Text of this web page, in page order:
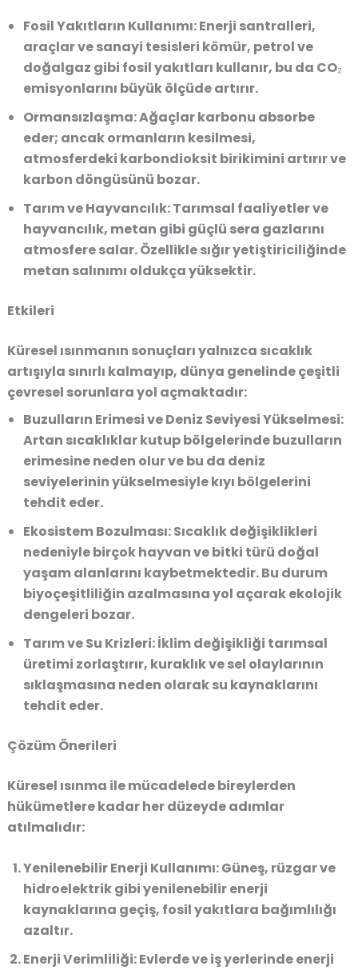
Fosil Yakıtların Kullanımı:Enerji santralleri,
araçlar ve sanayi tesisleri kömür, petrol ve
doğalgaz gibi fosil yakıtları kullanır, bu da CO₂
emisyonlarını büyük ölçüde artırır.
Ormansızlaşma:Ağaçlar karbonu absorbe
eder; ancak ormanların kesilmesi,
atmosferdeki karbondioksit birikimini artırır ve
karbon döngüsünü bozar.
Tarım ve Hayvancılık:Tarımsal faaliyetler ve
hayvancılık, metan gibi güçlü sera gazlarını
atmosfere salar. Özellikle sığır yetiştiriciliğinde
metan salınımı oldukça yüksektir.
Etkileri
Küresel ısınmanın sonuçları yalnızca sıcaklık
artışıyla sınırlı kalmayıp, dünya genelinde çeşitli
çevresel sorunlara yol açmaktadır:
Buzulların Erimesi ve Deniz Seviyesi Yükselmesi:
Artan sıcaklıklar kutup bölgelerinde buzulların
erimesine neden olur ve bu da deniz
seviyelerinin yükselmesiyle kıyı bölgelerini
tehdit eder.
Ekosistem Bozulması:Sıcaklık değişiklikleri
nedeniyle birçok hayvan ve bitki türü doğal
yaşam alanlarını kaybetmektedir. Bu durum
biyoçeşitliliğin azalmasına yol açarak ekolojik
dengeleri bozar.
Tarım ve Su Krizleri:İklim değişikliği tarımsal
üretimi zorlaştırır, kuraklık ve sel olaylarının
sıklaşmasına neden olarak su kaynaklarını
tehdit eder.
Çözüm Önerileri
Küresel ısınma ile mücadelede bireylerden
hükümetlere kadar her düzeyde adımlar
atılmalıdır:
Yenilenebilir Enerji Kullanımı:Güneş, rüzgar ve
hidroelektrik gibi yenilenebilir enerji
kaynaklarına geçiş, fosil yakıtlara bağımlılığı
azaltır.
Enerji Verimliliği:Evlerde ve iş yerlerinde enerji